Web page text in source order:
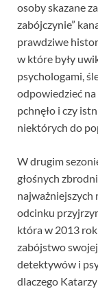
osoby skazane
zabójczynie”
prawdziwe
w które były
psychologami,
odpowiedzieć na
pchnęło i czy
niektórych do
W drugim
głośnych
najważniejszych
odcinku
która w 2013
zabójstwo
detektywów i
dlaczego